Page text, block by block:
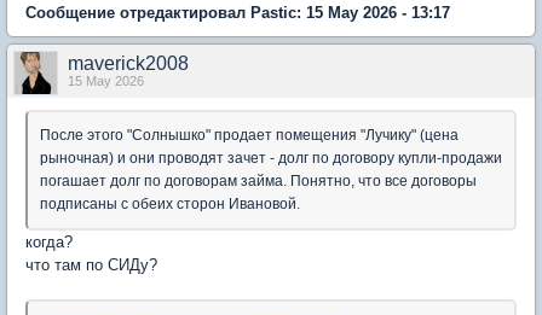
Сообщение отредактировал Pastic: 15 May 2026 - 13:17
maverick2008
15 May 2026
После этого "Солнышко" продает помещения "Лучику" (цена
рыночная) и они проводят зачет - долг по договору купли-продажи
погашает долг по договорам займа. Понятно, что все договоры
подписаны с обеих сторон Ивановой.
когда?
что там по СИДу?